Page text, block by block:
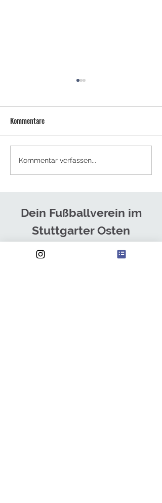
NEUES TRAINERTEAM FÜR DIE
HERREN
Kommentare
Kommentar verfassen...
Dein Fußballverein im
Stuttgarter Osten